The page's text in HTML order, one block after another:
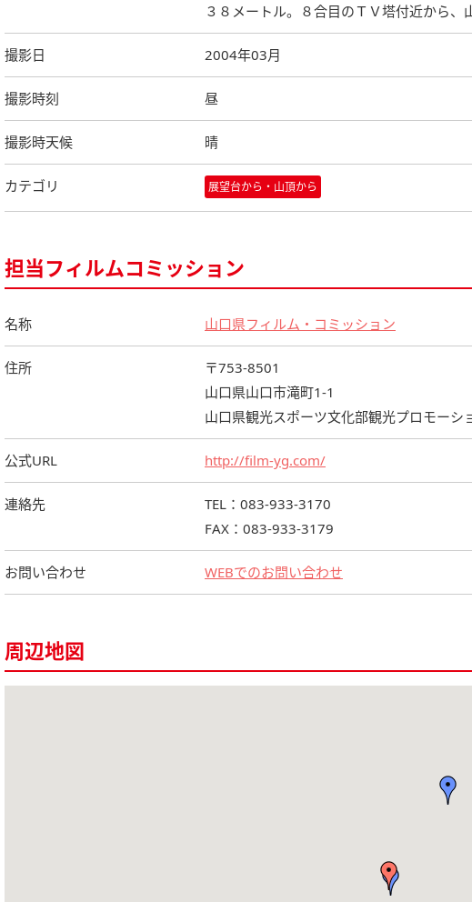
３８メートル。８合目のＴＶ塔付近から、
撮影日 2004年03月
撮影時刻 昼
撮影時天候 晴
カテゴリ 展望台から・山頂から
担当フィルムコミッション
名称 山口県フィルム・コミッション
住所
〒753-8501
山口県山口市滝町1-1
山口県観光スポーツ文化部観光プロモーシ
公式URL http://film-yg.com/
連絡先
TEL：083-933-3170
FAX：083-933-3179
お問い合わせ WEBでのお問い合わせ
周辺地図